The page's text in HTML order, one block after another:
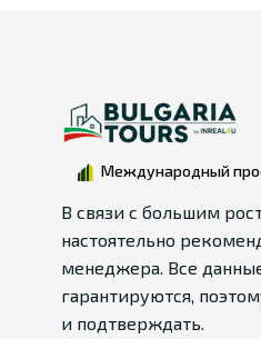
Международный
В связи с большим
настоятельно
менеджера. Все
гарантируются,
и подтверждать.